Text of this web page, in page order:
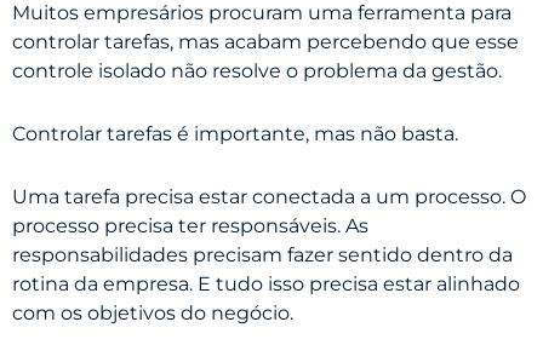
Muitos empresários procuram uma ferramenta para
controlar tarefas, mas acabam percebendo que esse
controle isolado não resolve o problema da gestão.
Controlar tarefas é importante, mas não basta.
Uma tarefa precisa estar conectada a um processo. O
processo precisa ter responsáveis. As
responsabilidades precisam fazer sentido dentro da
rotina da empresa. E tudo isso precisa estar alinhado
com os objetivos do negócio.